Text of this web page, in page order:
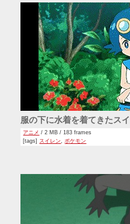
服の下に水着を着てきたス
アニメ / 2 MB / 183 frames
[tags] スイレン,ポケモン